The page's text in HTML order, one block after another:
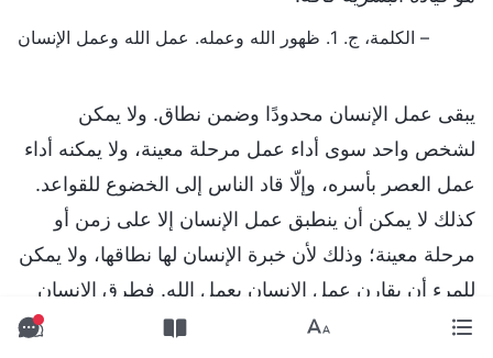
– الكلمة، ج. 1. ظهور الله وعمله. عمل الله وعمل الإنسان
يبقى عمل الإنسان محدودًا وضمن نطاق. ولا يمكن
لشخص واحد سوى أداء عمل مرحلة معينة، ولا يمكنه أداء
عمل العصر بأسره، وإلّا قاد الناس إلى الخضوع للقواعد.
كذلك لا يمكن أن ينطبق عمل الإنسان إلا على زمن أو
مرحلة معينة؛ وذلك لأن خبرة الإنسان لها نطاقها، ولا يمكن
للمرء أن يقارن عمل الإنسان بعمل الله. فطرق الإنسان
للممارسة ومعرفته بالحق جميعها قابلة للتطبيق في نطاق